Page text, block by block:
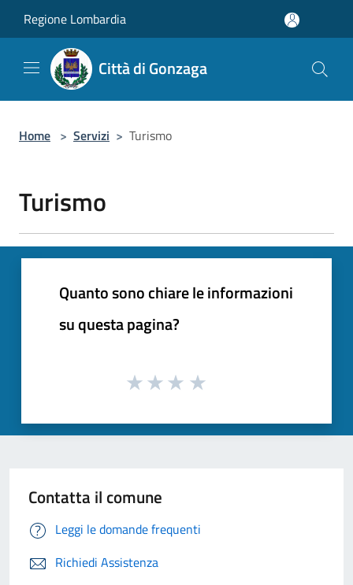
Regione Lombardia
Città di Gonzaga
Home > Servizi > Turismo
Turismo
Quanto sono chiare le informazioni
su questa pagina?
Contatta il comune
Leggi le domande frequenti
Richiedi Assistenza